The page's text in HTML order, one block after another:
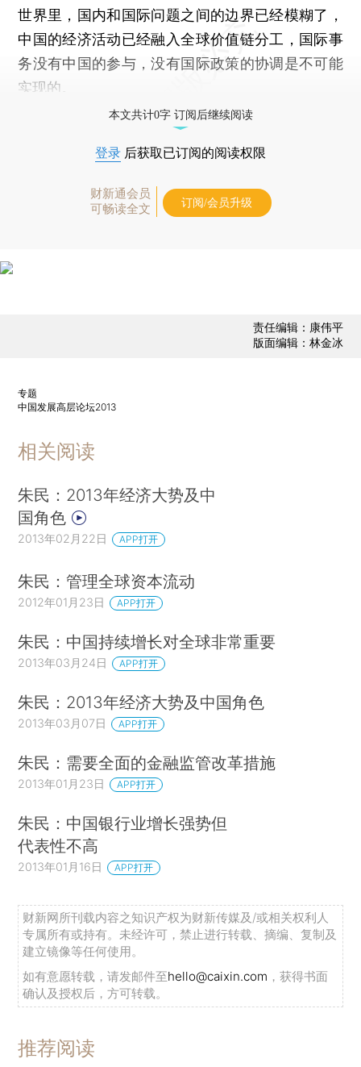
世界里，国内和国际问题之间的边界已经模糊了，
中国的经济活动已经融入全球价值链分工，国际事
务没有中国的参与，没有国际政策的协调是不可能
实现的。
本文共计0字 订阅后继续阅读
登录 后获取已订阅的阅读权限
财新通会员
可畅读全文
订阅/会员升级
责任编辑：康伟平
版面编辑：林金冰
专题
中国发展高层论坛2013
相关阅读
朱民：2013年经济大势及中
国角色
2013年02月22日 APP打开
朱民：管理全球资本流动
2012年01月23日 APP打开
朱民：中国持续增长对全球非常重要
2013年03月24日 APP打开
朱民：2013年经济大势及中国角色
2013年03月07日 APP打开
朱民：需要全面的金融监管改革措施
2013年01月23日 APP打开
朱民：中国银行业增长强势但
代表性不高
2013年01月16日 APP打开
财新网所刊载内容之知识产权为财新传媒及/或相关权利人
专属所有或持有。未经许可，禁止进行转载、摘编、复制及
建立镜像等任何使用。
如有意愿转载，请发邮件至hello@caixin.com ，获得书面
确认及授权后，方可转载。
推荐阅读